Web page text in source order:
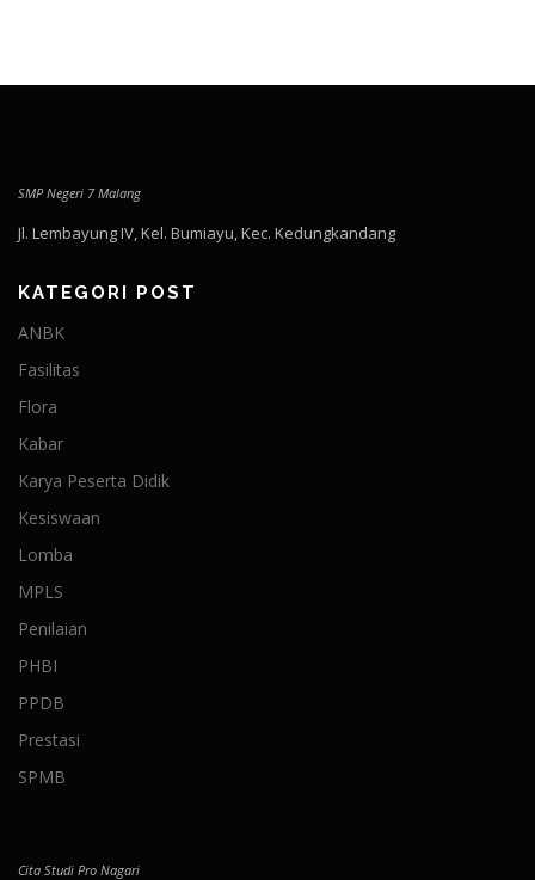
SMP Negeri 7 Malang
Jl. Lembayung IV, Kel. Bumiayu, Kec. Kedungkandang
KATEGORI POST
ANBK
Fasilitas
Flora
Kabar
Karya Peserta Didik
Kesiswaan
Lomba
MPLS
Penilaian
PHBI
PPDB
Prestasi
SPMB
Cita Studi Pro Nagari